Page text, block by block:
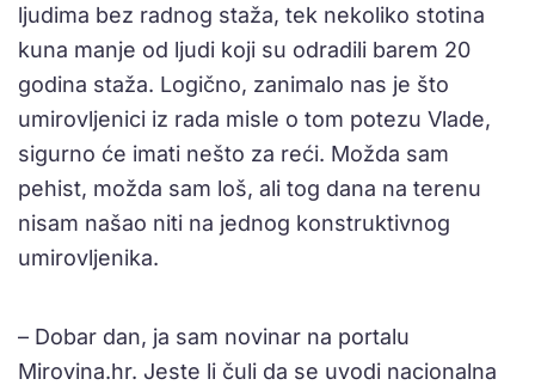
ljudima bez radnog staža, tek nekoliko stotina
kuna manje od ljudi koji su odradili barem 20
godina staža. Logično, zanimalo nas je što
umirovljenici iz rada misle o tom potezu Vlade,
sigurno će imati nešto za reći. Možda sam
pehist, možda sam loš, ali tog dana na terenu
nisam našao niti na jednog konstruktivnog
umirovljenika.
– Dobar dan, ja sam novinar na portalu
Mirovina.hr. Jeste li čuli da se uvodi nacionalna